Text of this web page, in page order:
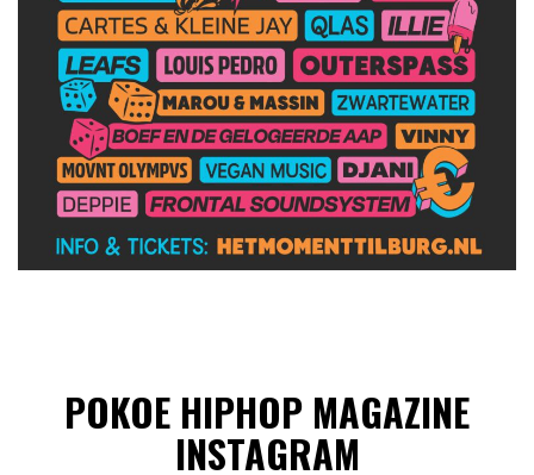
POKOE HIPHOP MAGAZINE
INSTAGRAM